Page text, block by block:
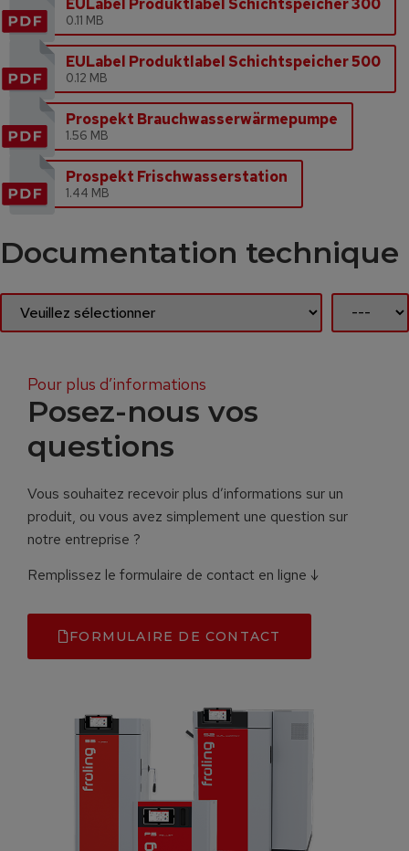
0.11 MB
EULabel Produktlabel Schichtspeicher 500
0.12 MB
Prospekt Brauchwasserwärmepumpe
1.56 MB
Prospekt Frischwasserstation
1.44 MB
Documentation technique
Pour plus d’informations
Posez-nous vos
questions
Vous souhaitez recevoir plus d’informations sur un
produit, ou vous avez simplement une question sur
notre entreprise ?
Remplissez le formulaire de contact en ligne ↓
FORMULAIRE DE CONTACT